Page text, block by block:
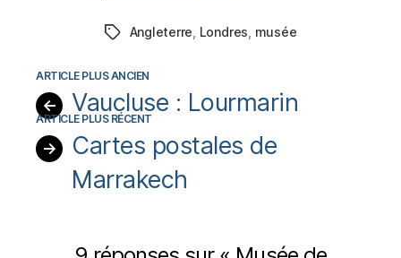
Étiquettes
Angleterre, Londres, musée
← Vaucluse : Lourmarin
→
Cartes postales de
Marrakech